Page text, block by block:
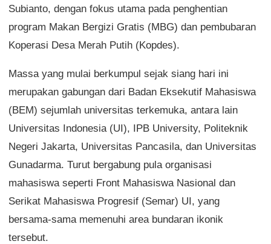
Subianto, dengan fokus utama pada penghentian
program Makan Bergizi Gratis (MBG) dan pembubaran
Koperasi Desa Merah Putih (Kopdes).
Massa yang mulai berkumpul sejak siang hari ini
merupakan gabungan dari Badan Eksekutif Mahasiswa
(BEM) sejumlah universitas terkemuka, antara lain
Universitas Indonesia (UI), IPB University, Politeknik
Negeri Jakarta, Universitas Pancasila, dan Universitas
Gunadarma. Turut bergabung pula organisasi
mahasiswa seperti Front Mahasiswa Nasional dan
Serikat Mahasiswa Progresif (Semar) UI, yang
bersama-sama memenuhi area bundaran ikonik
tersebut.